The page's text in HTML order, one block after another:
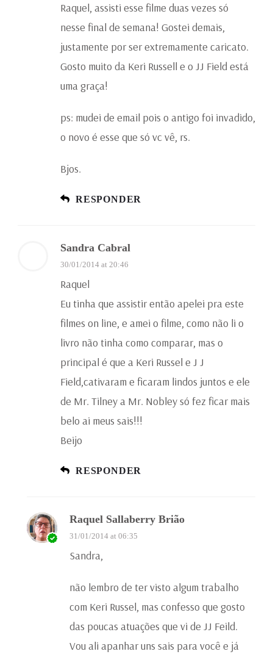
Raquel, assisti esse filme duas vezes só
nesse final de semana! Gostei demais,
justamente por ser extremamente caricato.
Gosto muito da Keri Russell e o JJ Field está
uma graça!
ps: mudei de email pois o antigo foi invadido,
o novo é esse que só vc vê, rs.
Bjos.
RESPONDER
Sandra Cabral
30/01/2014 at 20:46
Raquel
Eu tinha que assistir então apelei pra este
filmes on line, e amei o filme, como não li o
livro não tinha como comparar, mas o
principal é que a Keri Russel e J J
Field,cativaram e ficaram lindos juntos e ele
de Mr. Tilney a Mr. Nobley só fez ficar mais
belo ai meus sais!!!
Beijo
RESPONDER
Raquel Sallaberry Brião
31/01/2014 at 06:35
Sandra,
não lembro de ter visto algum trabalho
com Keri Russel, mas confesso que gosto
das poucas atuações que vi de JJ Feild.
Vou ali apanhar uns sais para você e já